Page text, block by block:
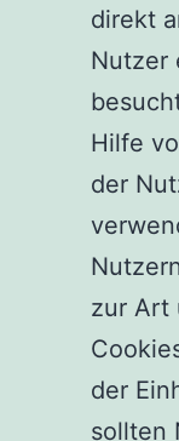
direkt
Nutzer
Hilfe
der
zur Art
der
sollten